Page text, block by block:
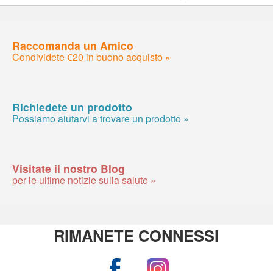
Raccomanda un Amico
Condividete €20 in buono acquisto »
Richiedete un prodotto
Possiamo aiutarvi a trovare un prodotto »
Visitate il nostro Blog
per le ultime notizie sulla salute »
RIMANETE CONNESSI